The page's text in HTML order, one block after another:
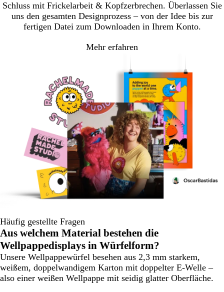
Schluss mit Frickelarbeit & Kopfzerbrechen. Überlassen Sie
uns den gesamten Designprozess – von der Idee bis zur
fertigen Datei zum Downloaden in Ihrem Konto.
Mehr erfahren
Häufig gestellte Fragen
Aus welchem Material bestehen die
Wellpappedisplays in Würfelform?
Unsere Wellpappewürfel besehen aus 2,3 mm starkem,
weißem, doppelwandigem Karton mit doppelter E-Welle –
also einer weißen Wellpappe mit seidig glatter Oberfläche.